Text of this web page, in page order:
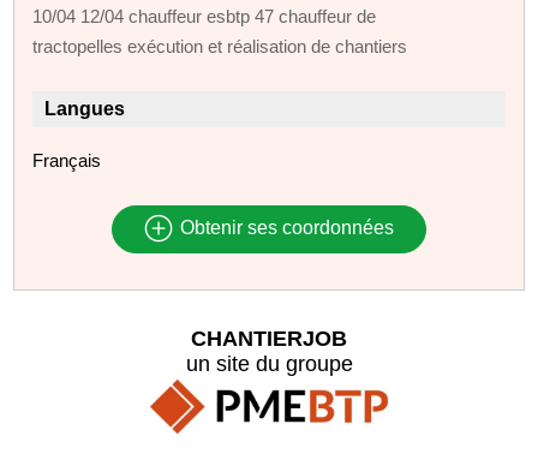
10/04 12/04 chauffeur esbtp 47 chauffeur de
tractopelles exécution et réalisation de chantiers
Langues
Français
Obtenir ses coordonnées
CHANTIERJOB
un site du groupe